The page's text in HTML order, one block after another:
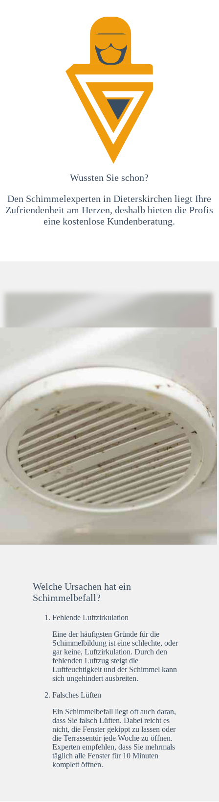
Wussten Sie schon?
Den Schimmelexperten in Dieterskirchen liegt Ihre
Zufriendenheit am Herzen, deshalb bieten die Profis
eine kostenlose Kundenberatung.
Welche Ursachen hat ein
Schimmelbefall?
Fehlende Luftzirkulation
Eine der häufigsten Gründe für die
Schimmelbildung ist eine schlechte, oder
gar keine, Luftzirkulation. Durch den
fehlenden Luftzug steigt die
Luftfeuchtigkeit und der Schimmel kann
sich ungehindert ausbreiten.
Falsches Lüften
Ein Schimmelbefall liegt oft auch daran,
dass Sie falsch Lüften. Dabei reicht es
nicht, die Fenster gekippt zu lassen oder
die Terrassentür jede Woche zu öffnen.
Experten empfehlen, dass Sie mehrmals
täglich alle Fenster für 10 Minuten
komplett öffnen.